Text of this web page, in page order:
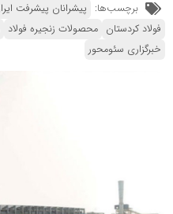
برچسب‌ها: پیشرانان پیشرفت
فولاد کردستان محصولات زنجیره فولاد
خبرگزاری سئومحور